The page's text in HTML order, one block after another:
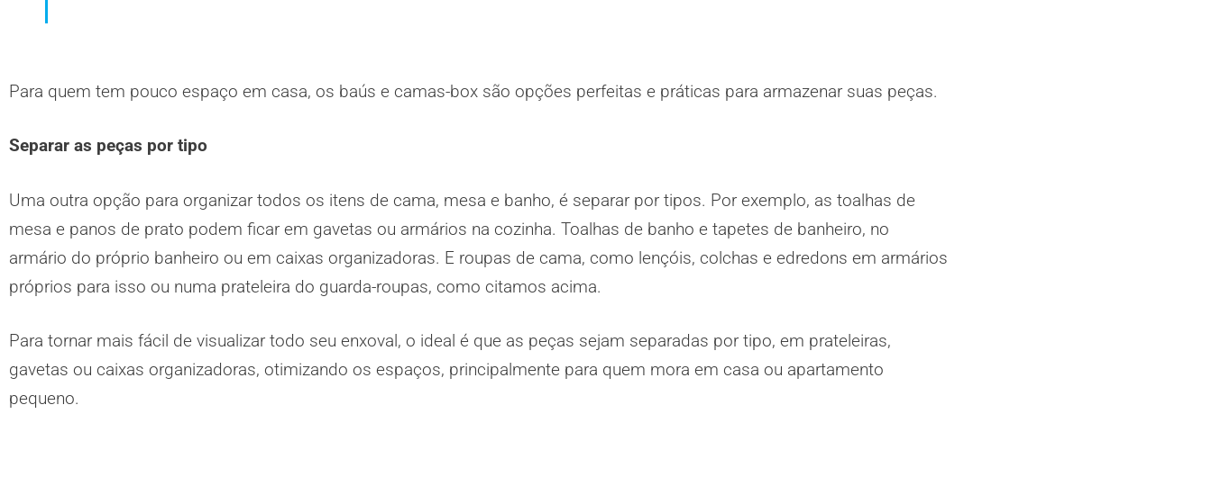
Para quem tem pouco espaço em casa, os baús e camas-box são opções perfeitas e práticas para armazenar suas peças.
Separar as peças por tipo
Uma outra opção para organizar todos os itens de cama, mesa e banho, é separar por tipos. Por exemplo, as toalhas de
mesa e panos de prato podem ficar em gavetas ou armários na cozinha. Toalhas de banho e tapetes de banheiro, no
armário do próprio banheiro ou em caixas organizadoras. E roupas de cama, como lençóis, colchas e edredons em armários
próprios para isso ou numa prateleira do guarda-roupas, como citamos acima.
Para tornar mais fácil de visualizar todo seu enxoval, o ideal é que as peças sejam separadas por tipo, em prateleiras,
gavetas ou caixas organizadoras, otimizando os espaços, principalmente para quem mora em casa ou apartamento
pequeno.